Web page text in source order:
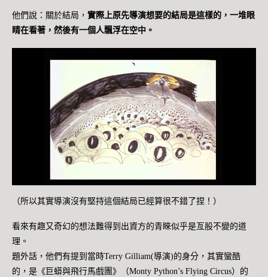
他們說：關於結局， 實際上原先導演想要的結局是這樣的，一堆眼
睛在看著，然後有一個人飄浮在空中。
（所以其實導演沒有堅持這個結局已經算很不錯了捏！）
看來有趣又奇幻的想法難得到出資方的青睞似乎是亙股不變的道
理。
題外話，他們有提到當時Terry Gilliam(導演)的身分，其實蠻酷
的，是《巨蟒與飛行馬戲團》（Monty Python’s Flying Circus）的